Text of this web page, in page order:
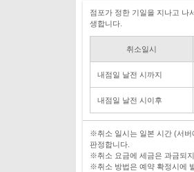
점포가 정한 기일을 지나고 나
생합니다.
취소일시
내점일 날전 시까지
내점일 날전 시이후
※취소 일시는 일본 시간 (서버
판정합니다.
※취소 요금에 세금은 과금되
※취소 방법은 예약 확정시에